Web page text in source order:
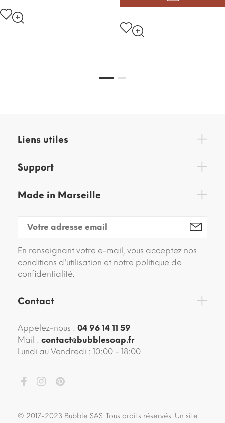
Liens utiles
Support
Made in Marseille
En renseignant votre e-mail, vous acceptez nos
conditions d'utilisation et notre politique de
confidentialité.
Contact
Appelez-nous : 04 96 14 11 59
Mail : contact@bubblesoap.fr
Lundi au Vendredi : 10:00 - 18:00
© 2017-2023 Bubble SAS. Tous droits réservés. Un site